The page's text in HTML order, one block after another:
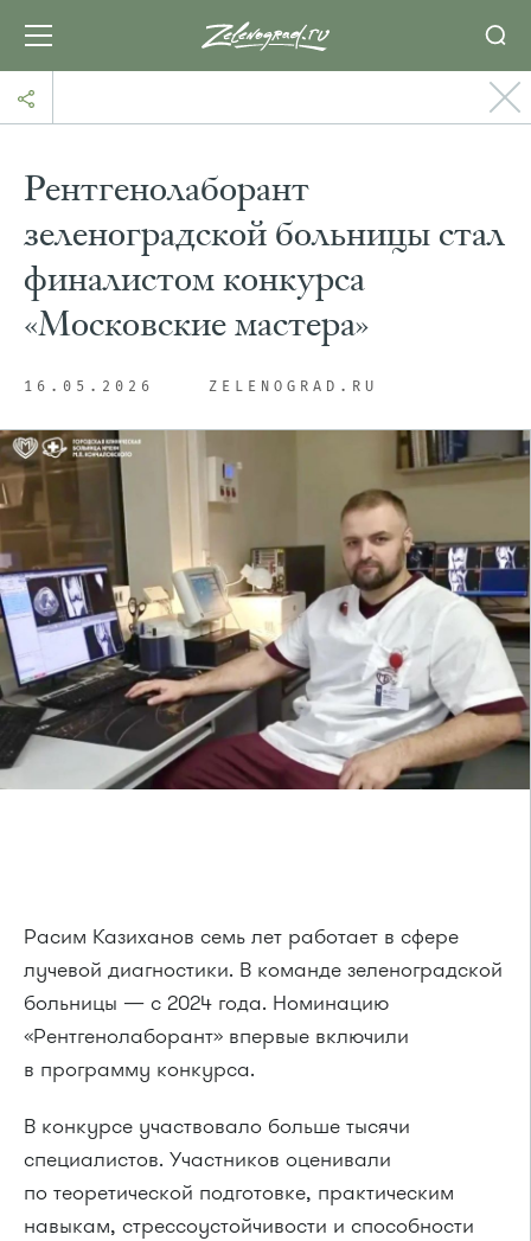
Рентгенолаборант
зеленоградской больницы стал
финалистом конкурса
«Московские мастера»
16.05.2026 ZELENOGRAD.RU
Расим Казиханов семь лет работает в сфере
лучевой диагностики. В команде зеленоградской
больницы — с 2024 года. Номинацию
«Рентгенолаборант» впервые включили
в программу конкурса.
В конкурсе участвовало больше тысячи
специалистов. Участников оценивали
по теоретической подготовке, практическим
навыкам, стрессоустойчивости и способности